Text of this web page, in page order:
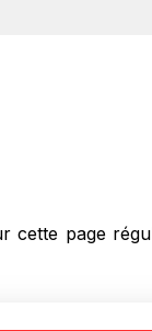
cette page